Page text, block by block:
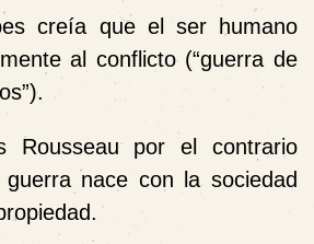
creía que el ser humano
al conflicto (“guerra de
Rousseau por el contrario
nace con la sociedad